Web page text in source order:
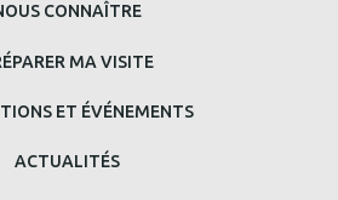
CONNAÎTRE
MA VISITE
ET ÉVÉNEMENTS
ACTUALITÉS